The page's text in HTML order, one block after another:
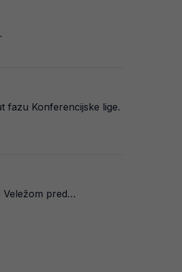
fazu Konferencijske lige.
Veležom pred…